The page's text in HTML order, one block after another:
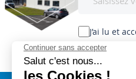
lettre
d’information
:
J’ai lu et